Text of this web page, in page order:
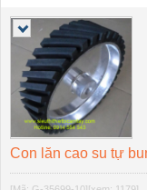
Con lăn cao su tự